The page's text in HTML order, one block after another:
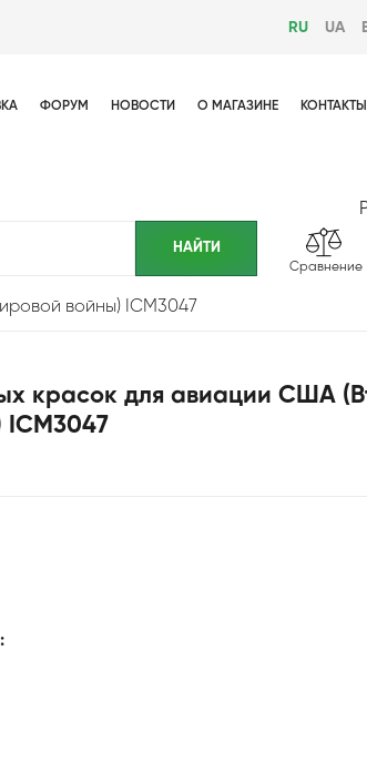
RU UA
ФОРУМ НОВОСТИ О МАГАЗИНЕ КОНТАКТЫ
Сравнение
войны) ICM3047
красок для авиации США